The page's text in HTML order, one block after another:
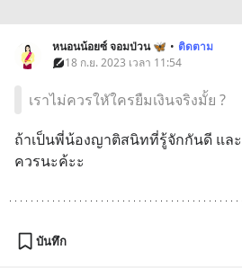
หนอนน้อยซ์ จอมป่วน 🦋 • ติดตาม
18 ก.ย. 2023 เวลา 11:54
เราไม่ควรใหัใครยืมเงินจริงมั้ย ?
ถ้าเป็นพี่น้องญาติสนิทที่รู้จักกันดี และ
ควรนะค้ะะ
บันทึก